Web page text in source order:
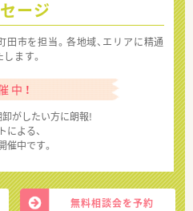
ージ
市を担当。各地域、エリアに精通
ます。
中！
がしたい方に朗報!
よる、
催中です。
無料相談会を予約